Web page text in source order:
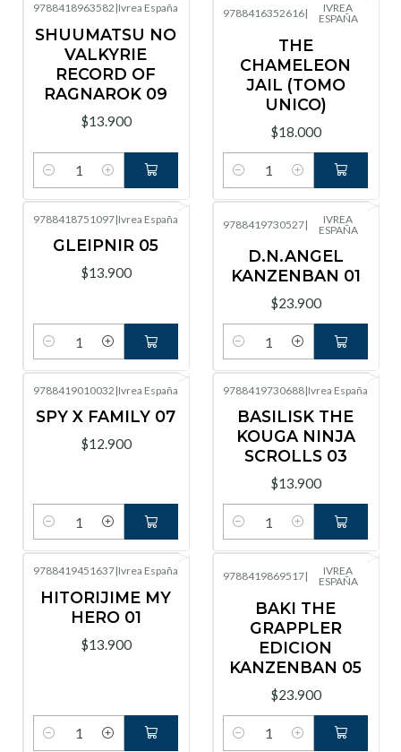
9788418963582 |Ivrea España
SHUUMATSU NO
VALKYRIE
RECORD OF
RAGNAROK 09
$13.900
Cantidad
9788416352616|
IVREA
ESPAÑA
THE
CHAMELEON
JAIL (TOMO
UNICO)
$18.000
Cantidad
9788418751097|Ivrea España
GLEIPNIR 05
$13.900
Cantidad
9788419730527|
IVREA
ESPAÑA
D.N.ANGEL
KANZENBAN 01
$23.900
Cantidad
9788419010032 |Ivrea España
SPY X FAMILY 07
$12.900
Cantidad
9788419730688|Ivrea España
BASILISK THE
KOUGA NINJA
SCROLLS 03
$13.900
Cantidad
9788419451637|Ivrea España
HITORIJIME MY
HERO 01
$13.900
Cantidad
9788419869517|
IVREA
ESPAÑA
BAKI THE
GRAPPLER
EDICION
KANZENBAN 05
$23.900
Cantidad